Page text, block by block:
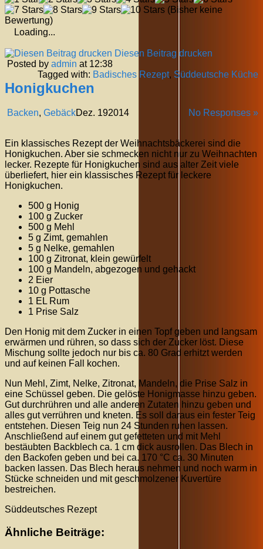
(Bisher keine
Bewertung)
Loading...
Diesen Beitrag drucken
Posted by admin at 12:38
Tagged with: Badisches Rezept, Süddeutsche Küche
Honigkuchen
Backen, Gebäck No Responses »
Dez. 192014
Ein klassisches Rezept der Weihnachtsbäckerei sind die
Honigkuchen. Aber sie schmecken nicht nur zu Weihnachten
lecker. Rezepte für Honigkuchen sind aus alter Zeit viele
überliefert, hier ein klassisches Rezept für leckere
Honigkuchen.
500 g Honig
100 g Zucker
500 g Mehl
5 g Zimt, gemahlen
5 g Nelke, gemahlen
100 g Zitronat, klein gewürfelt
100 g Mandeln, abgezogen und gehackt
2 Eier
10 g Pottasche
1 EL Rum
1 Prise Salz
Den Honig mit dem Zucker in einen Topf geben und langsam
erwärmen und rühren, so dass sich der Zucker löst. Diese
Mischung sollte jedoch nur bis ca. 80 Grad erhitzt werden
und auf keinen Fall kochen.
Nun Mehl, Zimt, Nelke, Zitronat, Mandeln, die Prise Salz in
eine Schüssel geben. Die gelöste Honigmasse hinzu geben.
Gut durchrühren und alle anderen Zutaten hinzu geben und
alles gut verrühren und kneten. Es soll daraus ein fester Teig
entstehen. Diesen Teig nun 24 Stunden ruhen lassen.
Anschließend auf einem gut gefetteten und mit Mehl
bestäubten Backblech ca. 1 cm dick ausrollen. Das Blech in
den Backofen geben und bei ca. 170 °C ca. 30 Minuten
backen lassen. Das Blech heraus nehmen und noch warm in
Stücke schneiden und mit geschmolzener Kuvertüre
bestreichen.
Süddeutsches Rezept
Ähnliche Beiträge: